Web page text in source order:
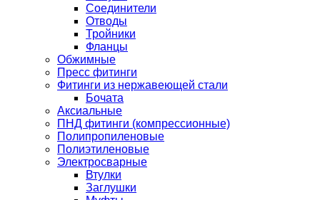
Соединители
Отводы
Тройники
Фланцы
Обжимные
Пресс фитинги
Фитинги из нержавеющей стали
Бочата
Аксиальные
ПНД фитинги (компрессионные)
Полипропиленовые
Полиэтиленовые
Электросварные
Втулки
Заглушки